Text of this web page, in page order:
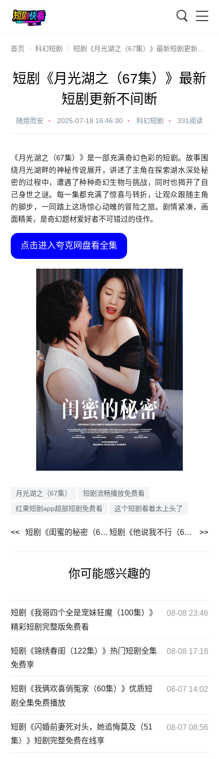
首页 科幻短剧 短剧《月光湖之（67集）》最新短剧更新不间断
短剧《月光湖之（67集）》最新
短剧更新不间断
随煜而安 2025-07-18 16:46:30 科幻短剧 331阅读
《月光湖之（67集）》是一部充满奇幻色彩的短剧。故事围
绕月光湖畔的神秘传说展开，讲述了主角在探索湖水深处秘
密的过程中，遭遇了种种奇幻生物与挑战，同时也揭开了自
己身世之谜。每一集都充满了惊喜与转折，让观众跟随主角
的脚步，一同踏上这场惊心动魄的冒险之旅。剧情紧凑，画
面精美，是奇幻题材爱好者不可错过的佳作。
点击进入夸克网盘看全集
月光湖之（67集）
短剧流畅播放免费看
红果短剧app超部短剧免费看
这个短剧看着太上头了
短剧《闺蜜的秘密（67集）》最新短剧更新实时追踪 短剧《他说我不行（67集）》爆款短剧全集一次看过瘾
你可能感兴趣的
短剧《我哥四个全是宠妹狂魔（100集）》
精彩短剧完整版免费看
08-08 23:46
短剧《锦绣春闺（122集）》热门短剧全集
免费享
08-08 17:18
短剧《我俩欢喜俏冤家（60集）》优质短
剧全集免费播放
08-07 14:02
短剧《闪婚前妻死对头，她追悔莫及（51
集）》短剧完整免费在线享
08-07 08:56